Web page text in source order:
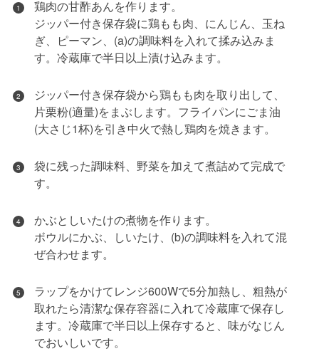
1
鶏肉の甘酢あんを作ります。
ジッパー付き保存袋に鶏もも肉、にんじん、玉ね
ぎ、ピーマン、(a)の調味料を入れて揉み込みま
す。冷蔵庫で半日以上漬け込みます。
2
ジッパー付き保存袋から鶏もも肉を取り出して、
片栗粉(適量)をまぶします。フライパンにごま油
(大さじ1杯)を引き中火で熱し鶏肉を焼きます。
3
袋に残った調味料、野菜を加えて煮詰めて完成で
す。
4
かぶとしいたけの煮物を作ります。
ボウルにかぶ、しいたけ、(b)の調味料を入れて混
ぜ合わせます。
5
ラップをかけてレンジ600Wで5分加熱し、粗熱が
取れたら清潔な保存容器に入れて冷蔵庫で保存し
ます。冷蔵庫で半日以上保存すると、味がなじん
でおいしいです。